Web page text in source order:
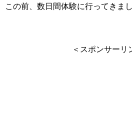
この前、数日間体験に行ってきまし
＜スポンサーリ